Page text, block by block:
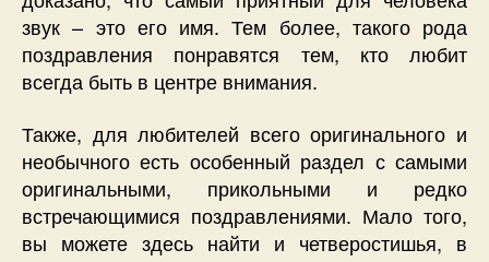
звук – это его имя. Тем более, такого рода
поздравления понравятся тем, кто любит
всегда быть в центре внимания.
Также, для любителей всего оригинального и
необычного есть особенный раздел с самыми
оригинальными, прикольными и редко
встречающимися поздравлениями. Мало того,
вы можете здесь найти и четверостишья, в